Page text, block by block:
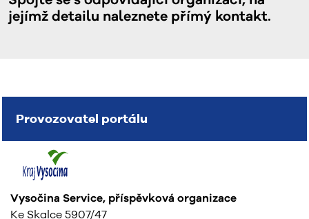
jejímž detailu naleznete přímý kontakt.
Provozovatel portálu
Vysočina Service, příspěvková organizace
Ke Skalce 5907/47